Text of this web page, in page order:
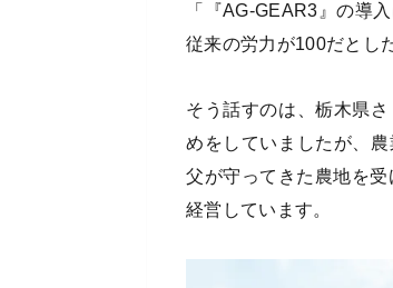
「『AG-GEAR3』の導
従来の労力が100だとし
そう話すのは、栃木県
めをしていましたが、
父が守ってきた農地を
経営しています。